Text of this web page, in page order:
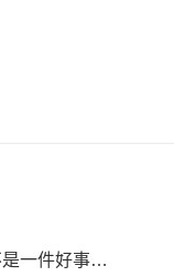
是一件好事…